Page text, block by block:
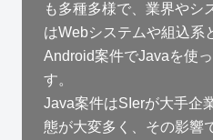
も多種多様で、業界やシ
はWebシステムや組込系
Android案件でJavaを使
す。
Java案件はSIerが大手企
態が大変多く、その影響